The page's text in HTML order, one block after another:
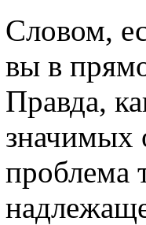
Словом,
вы в
Правда,
значимых
проблема